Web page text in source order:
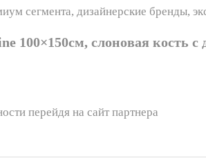
сегмента, дизайнерские бренды,
100×150см, слоновая кость с
перейдя на сайт партнера